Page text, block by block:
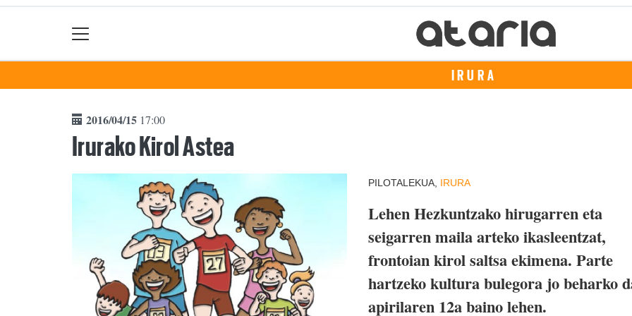
IRURA
2016/04/15 17:00
Irurako Kirol Astea
PILOTALEKUA, IRURA
Lehen Hezkuntzako hirugarren eta
seigarren maila arteko ikasleentzat,
frontoian kirol saltsa ekimena. Parte
hartzeko kultura bulegora jo beharko
apirilaren 12a baino lehen.